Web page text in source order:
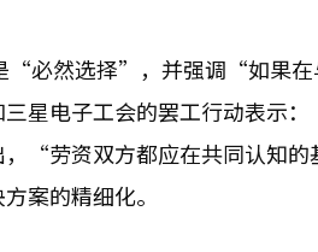
“必然选择”，并强调“如果在
星电子工会的罢工行动表示
“劳资双方都应在共同认知的
案的精细化。